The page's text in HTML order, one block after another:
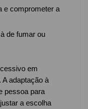
e comprometer a
de fumar ou
em
adaptação à
pessoa para
a escolha